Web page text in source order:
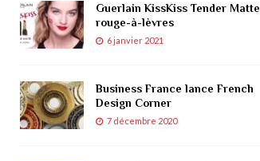
Guerlain KissKiss Tender Matte
rouge-à-lèvres
6 janvier 2021
Business France lance French
Design Corner
7 décembre 2020